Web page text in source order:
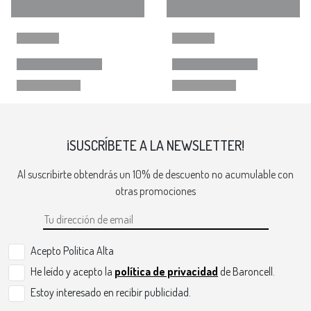
¡SUSCRÍBETE A LA NEWSLETTER!
Al suscribirte obtendrás un 10% de descuento no acumulable con
otras promociones
Acepto Politica Alta
He leído y acepto la política de privacidad de Baroncell.
Estoy interesado en recibir publicidad.